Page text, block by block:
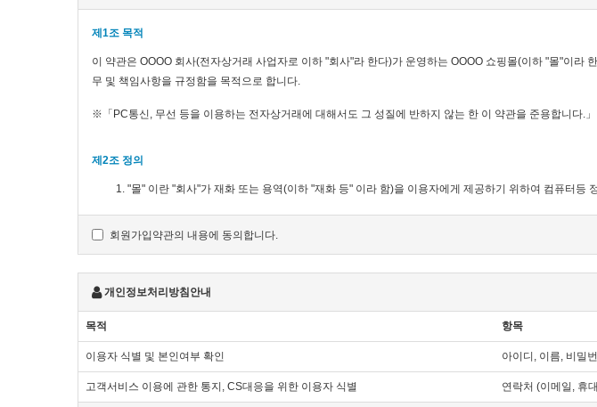
제1조 목적
이 약관은 OOOO 회사(전자상거래 사업자로 이하 "회사"라 한다)가 운영하는 OOOO 쇼핑몰(이하 "몰"이
무 및 책임사항을 규정함을 목적으로 합니다.
※「PC통신, 무선 등을 이용하는 전자상거래에 대해서도 그 성질에 반하지 않는 한 이 약관을 준용합니다.」
제2조 정의
"몰" 이란 "회사"가 재화 또는 용역(이하 "재화 등" 이라 함)을 이용자에게 제공하기 위하여 컴퓨터
"이용자"란 "몰"에 접속하여 이 약관에 따라 "몰"이 제공하는 서비스를 받는 회원 및 비회원을 말합니다.
제3조 약관 등의 명시와 설명 및 개정
"몰"은 이 약관의 내용과 상호 및 대표자 성명, 영업소 소재지 주소(소비자의 불만을 처리할 수 있는
개인정보관리책임자 등을 이용자가 쉽게 알 수 있도록 사이버몰의 초기 서비스화면(전면)에 게시합
"몰"은 이용자가 약관에 동의하기에 앞서 약관에 정하여져 있는 내용 중 청약철회·배송책임·환불
이용자의 확인을 구하여야 합니다.
회원가입약관의 내용에 동의합니다.
개인정보처리방침안내
목적 항목
이용자 식별 및 본인여부 확인 아이디, 이름, 비밀
고객서비스 이용에 관한 통지, CS대응을 위한 이용자 식별 연락처 (이메일, 휴